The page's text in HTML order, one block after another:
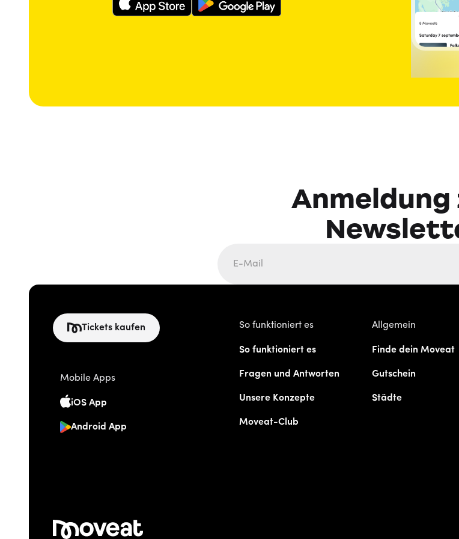
Anmeldung
Tickets kaufen
Mobile Apps
iOS App
Android App
So funktioniert es
So funktioniert es
Fragen und Antworten
Unsere Konzepte
Moveat-Club
Allgemein
Finde dein Moveat
Gutschein
Städte